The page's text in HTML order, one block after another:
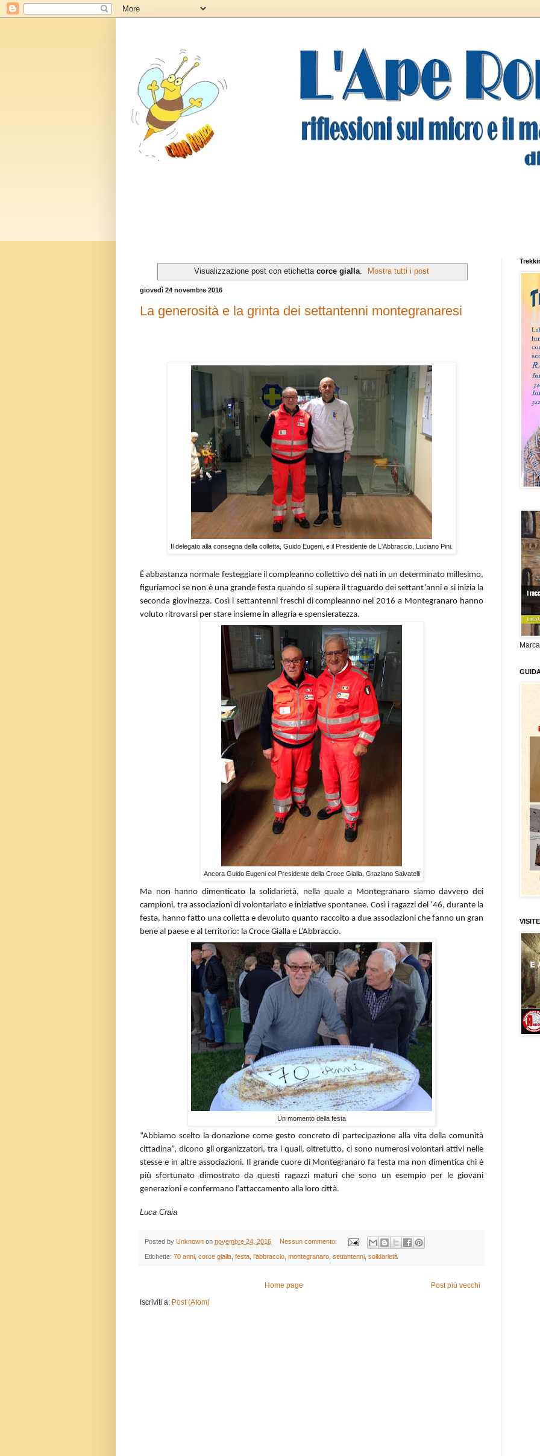
Visualizzazione post con etichetta corce gialla. Mostra tutti i post
giovedì 24 novembre 2016
La generosità e la grinta dei settantenni montegranaresi
Il delegato alla consegna della colletta, Guido Eugeni, e il Presidente de L'Abbraccio, Luciano Pini.
È abbastanza normale festeggiare il compleanno collettivo dei nati in un determinato millesimo,
figuriamoci se non è una grande festa quando si supera il traguardo dei settant’anni e si inizia la
seconda giovinezza. Così i settantenni freschi di compleanno nel 2016 a Montegranaro hanno
voluto ritrovarsi per stare insieme in allegria e spensieratezza.
Ancora Guido Eugeni col Presidente della Croce Gialla, Graziano Salvatelli
Ma non hanno dimenticato la solidarietà, nella quale a Montegranaro siamo davvero dei
campioni, tra associazioni di volontariato e iniziative spontanee. Così i ragazzi del ’46, durante la
festa, hanno fatto una colletta e devoluto quanto raccolto a due associazioni che fanno un gran
bene al paese e al territorio: la Croce Gialla e L’Abbraccio.
Un momento della festa
“Abbiamo scelto la donazione come gesto concreto di partecipazione alla vita della comunità
cittadina”, dicono gli organizzatori, tra i quali, oltretutto, ci sono numerosi volontari attivi nelle
stesse e in altre associazioni. Il grande cuore di Montegranaro fa festa ma non dimentica chi è
più sfortunato dimostrato da questi ragazzi maturi che sono un esempio per le giovani
generazioni e confermano l’attaccamento alla loro città.
Luca Craia
Posted by Unknown on novembre 24, 2016 Nessun commento:
Etichette: 70 anni corce gialla festa l'abbraccio montegranaro settantenni solidarietà
Post più vecchi
Home page
Iscriviti a: Post (Atom)
Marca
VISITE